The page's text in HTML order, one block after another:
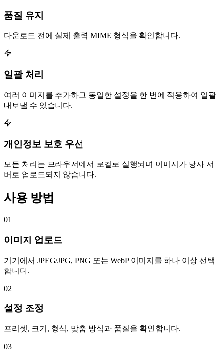
품질 유지
다운로드 전에 실제 출력 MIME 형식을 확인합니다.
일괄 처리
여러 이미지를 추가하고 동일한 설정을 한 번에 적용하여 일괄
내보낼 수 있습니다.
개인정보 보호 우선
모든 처리는 브라우저에서 로컬로 실행되며 이미지가 당사 서
버로 업로드되지 않습니다.
사용 방법
01
이미지 업로드
기기에서 JPEG/JPG, PNG 또는 WebP 이미지를 하나 이상 선택
합니다.
02
설정 조정
프리셋, 크기, 형식, 맞춤 방식과 품질을 확인합니다.
03